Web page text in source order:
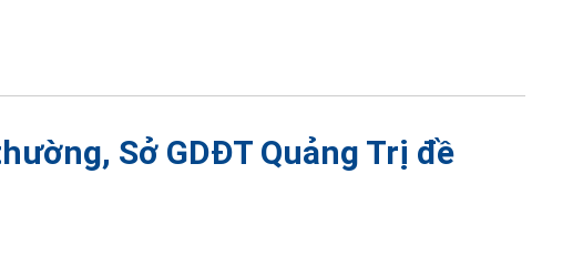
Sở GDĐT Quảng Trị đề